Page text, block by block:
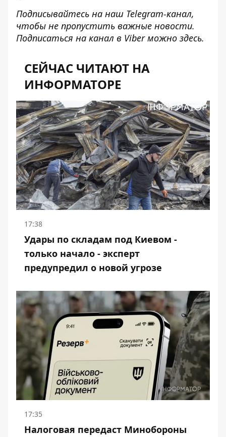
Подписывайтесь на наш Telegram-канал,
чтобы не пропустить важные новости.
Подписаться на канал в Viber можно здесь.
СЕЙЧАС ЧИТАЮТ НА
ИНФОРМАТОРЕ
17:38
Удары по складам под Киевом -
только начало - эксперт
предупредил о новой угрозе
17:35
Налоговая передаст Минобороны